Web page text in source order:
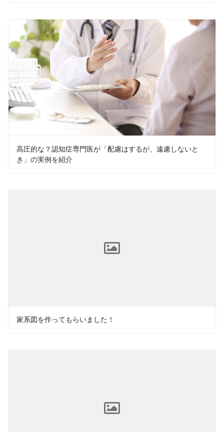
高圧的な？認知症専門医が「配慮はするが、遠慮しないと
き」の実例を紹介
家系図を作ってもらいました！